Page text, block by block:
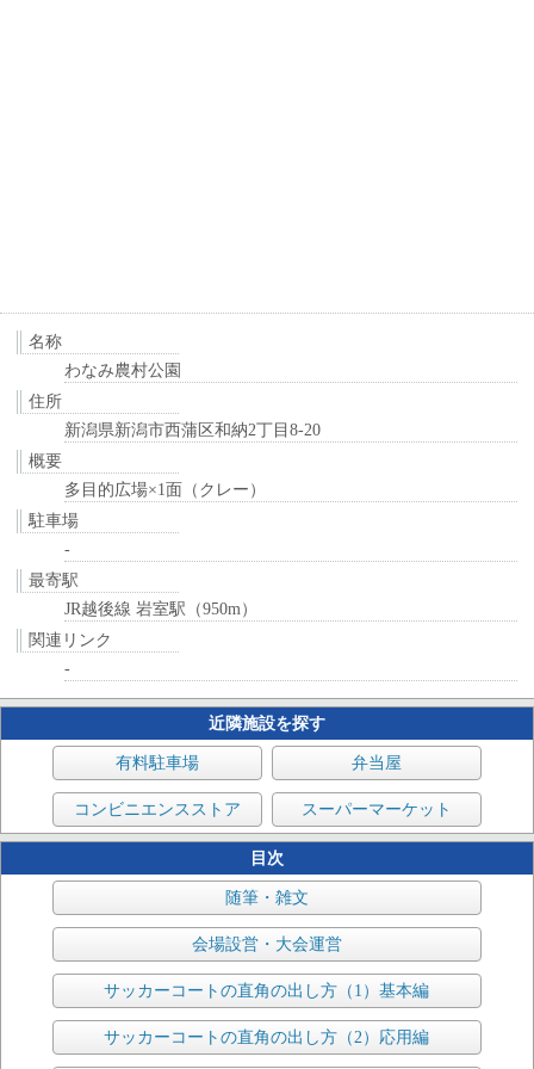
名称
わなみ農村公園
住所
新潟県新潟市西蒲区和納2丁目8-20
概要
多目的広場×1面（クレー）
駐車場
-
最寄駅
JR越後線 岩室駅（950m）
関連リンク
-
近隣施設を探す
有料駐車場 弁当屋
コンビニエンスストア スーパーマーケット
目次
随筆・雑文
会場設営・大会運営
サッカーコートの直角の出し方（1）基本編
サッカーコートの直角の出し方（2）応用編